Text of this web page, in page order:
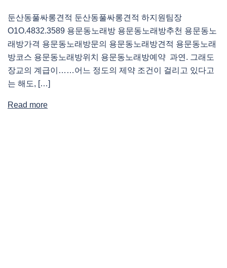
둔산동풀싸롱견적 둔산동풀싸롱견적 하지원팀장
O1O.4832.3589 용문동노래방 용문동노래방추천 용문동노
래방가격 용문동노래방문의 용문동노래방견적 용문동노래
방코스 용문동노래방위치 용문동노래방예약 과연. 그래도
장교의 계급이……어느 정도의 제약 조건이 걸리고 있다고
는 해도, […]
Read more